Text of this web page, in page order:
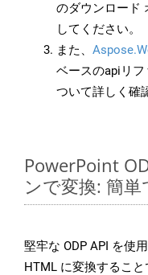
のダウンロード
してください。
また、
ベースのapiリ
ついて詳しく確
PowerPoint
ンで変換: 簡
堅牢な ODP API を使
HTML に変換するこ